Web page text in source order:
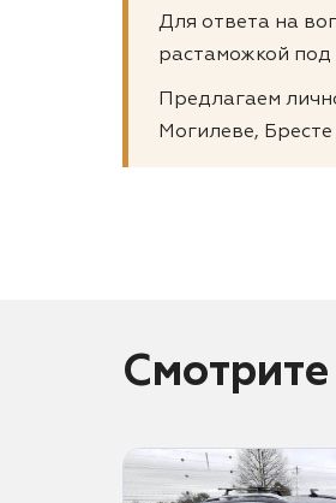
Для ответа на
растаможкой под
Предлагаем
Могилеве,